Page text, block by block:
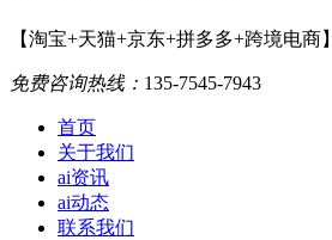
【淘宝+天猫+京东+拼多多+跨境电商】
免费咨询热线： 135-7545-7943
首页
关于我们
ai资讯
ai动态
联系我们